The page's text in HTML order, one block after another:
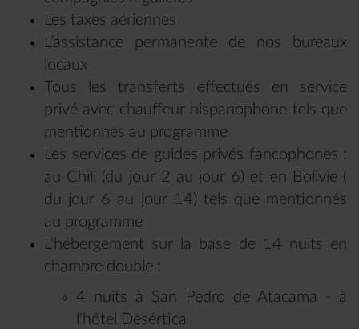
Les taxes aériennes
L’assistance permanente de nos bureaux
locaux
Tous les transferts effectués en service
privé avec chauffeur hispanophone tels que
mentionnés au programme
Les services de guides privés fancophones :
au Chili (du jour 2 au jour 6) et en Bolivie (
du jour 6 au jour 14) tels que mentionnés
au programme
L'hébergement sur la base de 14 nuits en
chambre double :
4 nuits à San Pedro de Atacama - à
l'hôtel Desértica